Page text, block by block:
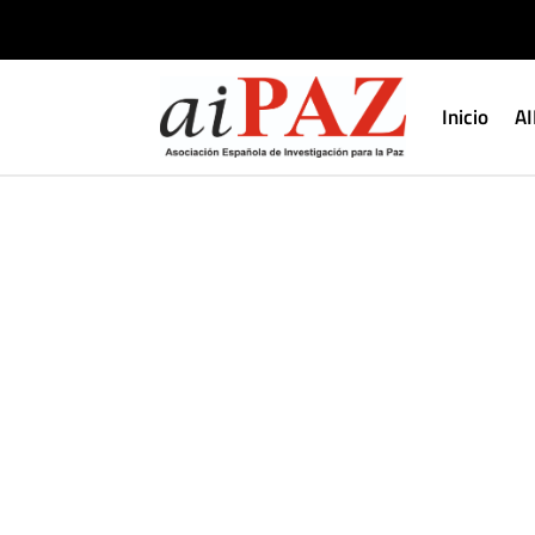
Inicio